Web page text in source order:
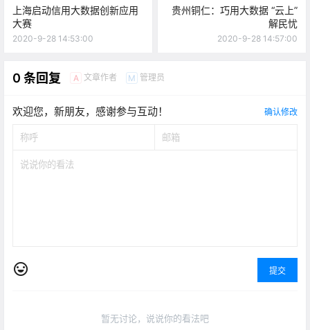
上海启动信用大数据创新应用
大赛
2020-9-28 14:53:00
贵州铜仁：巧用大数据 “云上”
解民忧
2020-9-28 14:57:00
0 条回复 A 文章作者 M 管理员
欢迎您，新朋友，感谢参与互动！ 确认修改
提交
暂无讨论，说说你的看法吧